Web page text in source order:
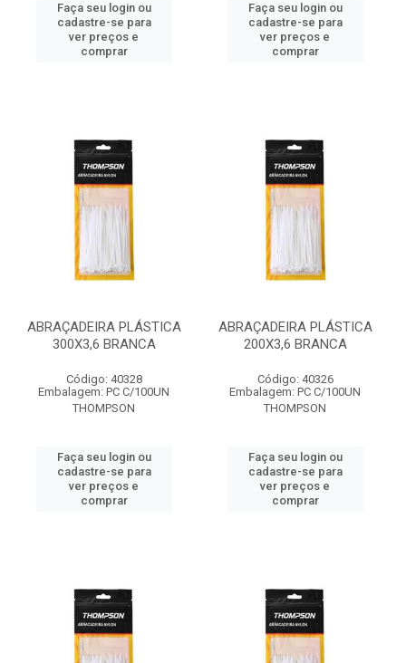
Faça seu login ou
cadastre-se para
ver preços e
comprar
Faça seu login ou
cadastre-se para
ver preços e
comprar
ABRAÇADEIRA PLÁSTICA
300X3,6 BRANCA
Código: 40328
Embalagem: PC C/100UN
THOMPSON
Faça seu login ou
cadastre-se para
ver preços e
comprar
ABRAÇADEIRA PLÁSTICA
200X3,6 BRANCA
Código: 40326
Embalagem: PC C/100UN
THOMPSON
Faça seu login ou
cadastre-se para
ver preços e
comprar